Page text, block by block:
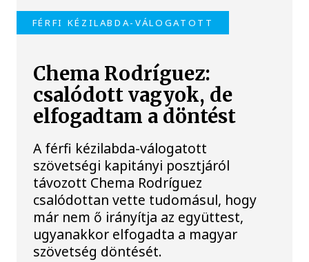
FÉRFI KÉZILABDA-VÁLOGATOTT
Chema Rodríguez:
csalódott vagyok, de
elfogadtam a döntést
A férfi kézilabda-válogatott
szövetségi kapitányi posztjáról
távozott Chema Rodríguez
csalódottan vette tudomásul, hogy
már nem ő irányítja az együttest,
ugyanakkor elfogadta a magyar
szövetség döntését.